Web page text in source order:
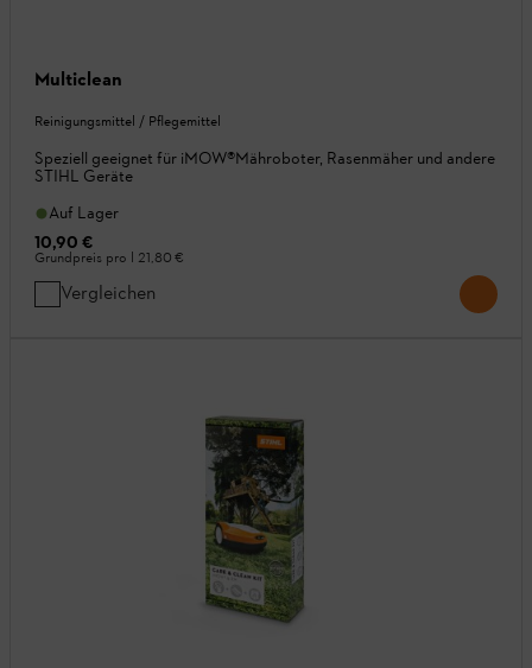
Multiclean
Reinigungsmittel / Pflegemittel
Speziell geeignet für iMOW®Mähroboter, Rasenmäher und andere
STIHL Geräte
Auf Lager
10,90 €
Grundpreis pro l 21,80 €
Vergleichen